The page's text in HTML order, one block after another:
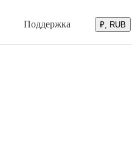
Поддержка ₽, RUB